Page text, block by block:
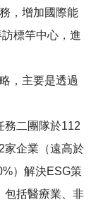
，增加國際能
標竿中心，進
，主要是透過
務二團隊於112
家企業（遠高於
）解決ESG策
包括醫療業、非